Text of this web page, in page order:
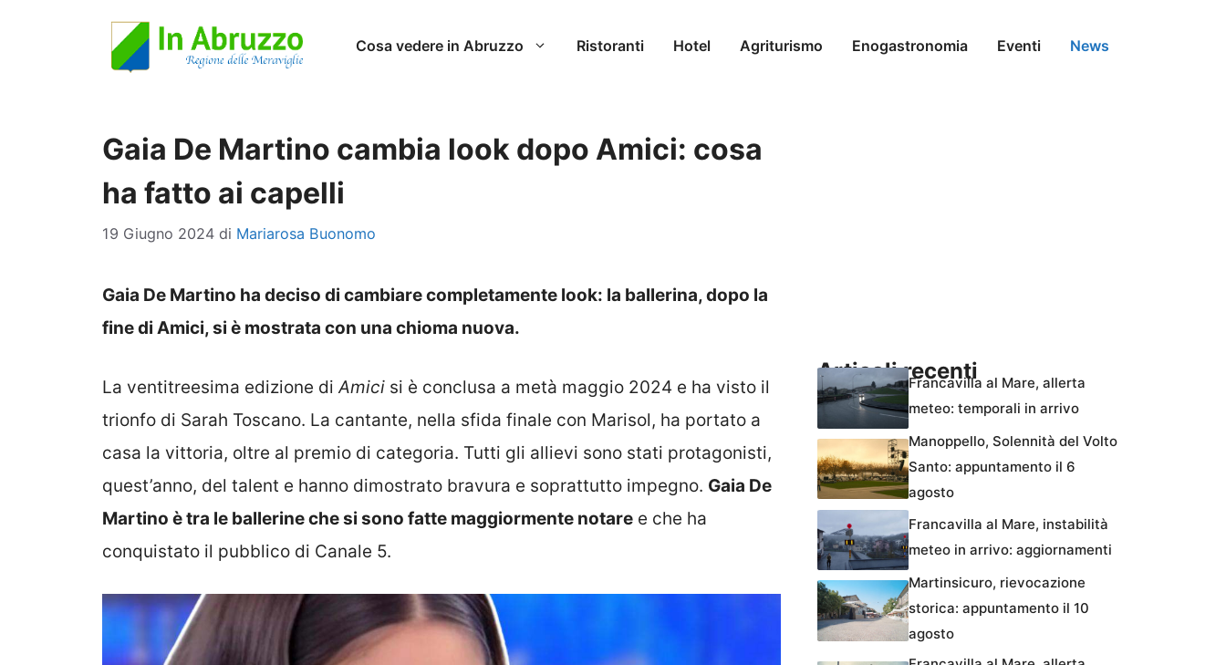
Cosa vedere in Abruzzo Ristoranti Hotel Agriturismo Enogastronomia Eventi News
Gaia De Martino cambia look dopo Amici: cosa
ha fatto ai capelli
19 Giugno 2024 di Mariarosa Buonomo
Gaia De Martino ha deciso di cambiare completamente look: la ballerina, dopo la
fine di Amici, si è mostrata con una chioma nuova.
La ventitreesima edizione di Amici si è conclusa a metà maggio 2024 e ha visto il
trionfo di Sarah Toscano. La cantante, nella sfida finale con Marisol, ha portato a
casa la vittoria, oltre al premio di categoria. Tutti gli allievi sono stati protagonisti,
quest’anno, del talent e hanno dimostrato bravura e soprattutto impegno. Gaia De
Martino è tra le ballerine che si sono fatte maggiormente notare e che ha
conquistato il pubblico di Canale 5.
Articoli recentiFrancavilla al Mare, allerta
meteo: temporali in arrivo
Manoppello, Solennità del Volto
Santo: appuntamento il 6
agosto
Francavilla al Mare, instabilità
meteo in arrivo: aggiornamenti
Martinsicuro, rievocazione
storica: appuntamento il 10
agosto